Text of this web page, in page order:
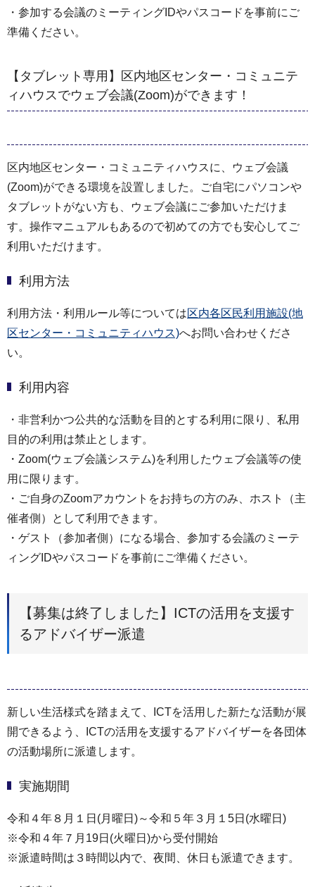
・参加する会議のミーティングIDやパスコードを事前にご
準備ください。
【タブレット専用】区内地区センター・コミュニテ
ィハウスでウェブ会議(Zoom)ができます！
区内地区センター・コミュニティハウスに、ウェブ会議
(Zoom)ができる環境を設置しました。ご自宅にパソコンや
タブレットがない方も、ウェブ会議にご参加いただけま
す。操作マニュアルもあるので初めての方でも安心してご
利用いただけます。
利用方法
利用方法・利用ルール等については区内各区民利用施設(地
区センター・コミュニティハウス)へお問い合わせくださ
い。
利用内容
・非営利かつ公共的な活動を目的とする利用に限り、私用
目的の利用は禁止とします。
・Zoom(ウェブ会議システム)を利用したウェブ会議等の使
用に限ります。
・ご自身のZoomアカウントをお持ちの方のみ、ホスト（主
催者側）として利用できます。
・ゲスト（参加者側）になる場合、参加する会議のミーテ
ィングIDやパスコードを事前にご準備ください。
【募集は終了しました】ICTの活用を支援す
るアドバイザー派遣
新しい生活様式を踏まえて、ICTを活用した新たな活動が展
開できるよう、ICTの活用を支援するアドバイザーを各団体
の活動場所に派遣します。
実施期間
令和４年８月１日(月曜日)～令和５年３月１5日(水曜日)
※令和４年７月19日(火曜日)から受付開始
※派遣時間は３時間以内で、夜間、休日も派遣できます。